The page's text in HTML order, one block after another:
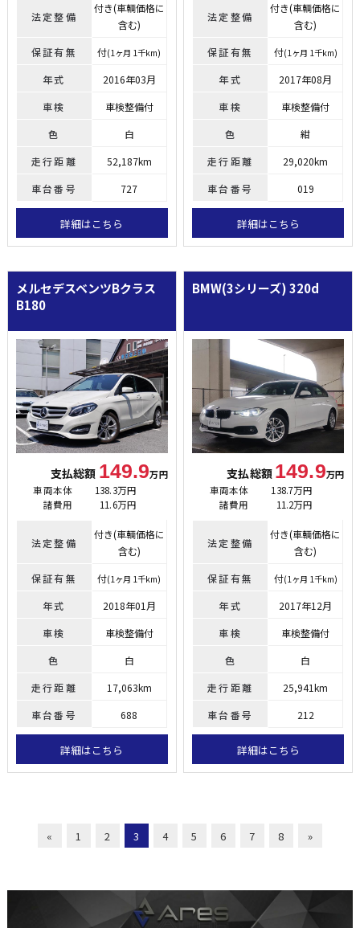
法定整備
付き(車輌価格に
含む)
保証有無
付(1ヶ月 1千km)
年式
2016年03月
車検
車検整備付
色
白
走行距離
52,187km
車台番号
727
詳細はこちら
法定整備
付き(車輌価格に
含む)
保証有無
付(1ヶ月 1千km)
年式
2017年08月
車検
車検整備付
色
紺
走行距離
29,020km
車台番号
019
詳細はこちら
メルセデスベンツBクラス
B180
支払総額 149.9万円
車両本体
138.3万円
諸費用
11.6万円
法定整備
付き(車輌価格に
含む)
保証有無
付(1ヶ月 1千km)
年式
2018年01月
車検
車検整備付
色
白
走行距離
17,063km
車台番号
688
詳細はこちら
BMW(3シリーズ)320d
支払総額 149.9万円
車両本体
138.7万円
諸費用
11.2万円
法定整備
付き(車輌価格に
含む)
保証有無
付(1ヶ月 1千km)
年式
2017年12月
車検
車検整備付
色
白
走行距離
25,941km
車台番号
212
詳細はこちら
« 1 2 3 4 5 6 7 8 »